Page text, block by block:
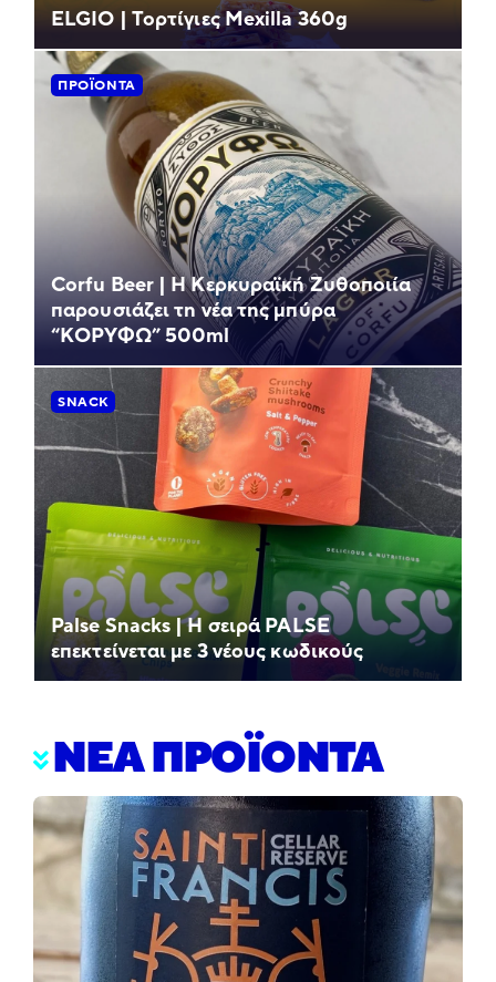
ELGIO | Τορτίγιες Mexilla 360g
ΠΡΟΪΌΝΤΑ
Corfu Beer | Η Κερκυραϊκή Ζυθοποιία
παρουσιάζει τη νέα της μπύρα
“ΚΟΡΥΦΩ” 500ml
SNACK
Palse Snacks | Η σειρά PALSE
επεκτείνεται με 3 νέους κωδικούς
ΝΕΑ ΠΡΟΪΟΝΤΑ